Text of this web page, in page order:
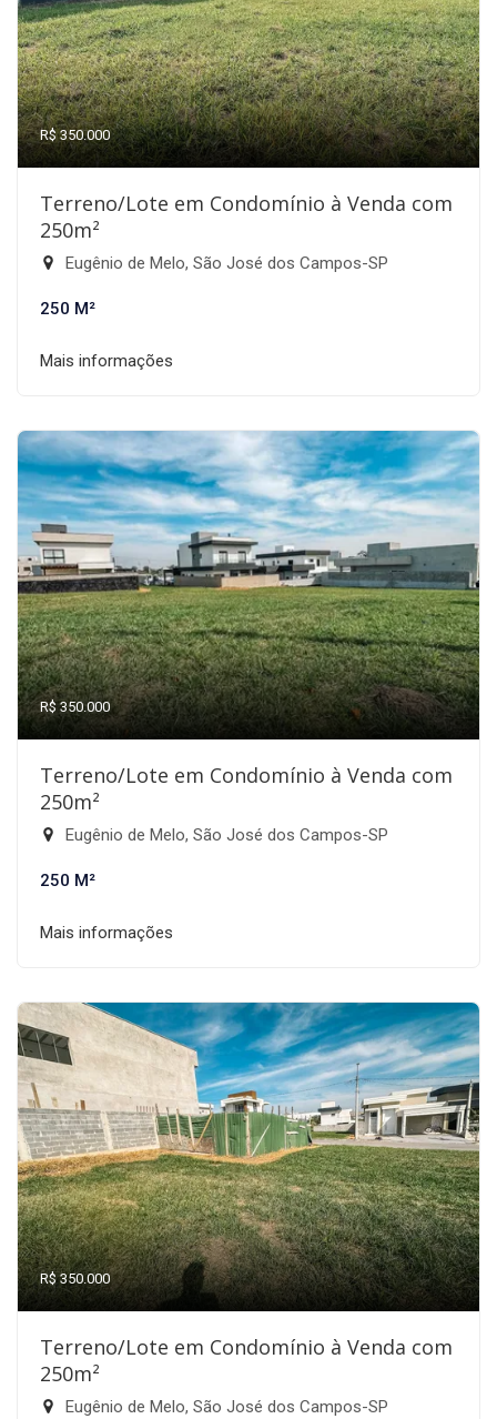
R$ 350.000
Terreno/Lote em Condomínio à Venda com
250m²
Eugênio de Melo, São José dos Campos-SP
250 M²
Mais informações
R$ 350.000
Terreno/Lote em Condomínio à Venda com
250m²
Eugênio de Melo, São José dos Campos-SP
250 M²
Mais informações
R$ 350.000
Terreno/Lote em Condomínio à Venda com
250m²
Eugênio de Melo, São José dos Campos-SP